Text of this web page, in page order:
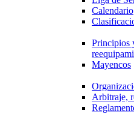
Calendario
Principios
Mayencos
Arbitraje,